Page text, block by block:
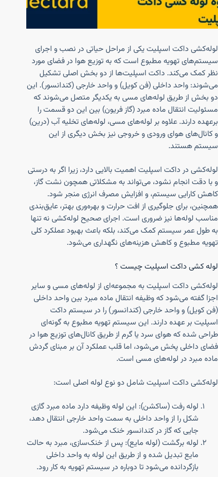
لوله‌کشی داکت اسپلیت یکی از مراحل حیاتی در نصب و اجرای
سیستم‌های تهویه مطبوع است که به توزیع هوا در فضای مورد
نظر کمک می‌کند. داکت اسپلیت‌ها از دو بخش اصلی تشکیل
می‌شوند: واحد داخلی (فن کویل) و واحد خارجی (کندانسور). این
دو بخش از طریق لوله‌های مسی به یکدیگر متصل می‌شوند که
مسئولیت انتقال ماده مبرد (گاز فریون) بین این دو قسمت را
برعهده دارند. علاوه بر لوله‌های مسی، لوله‌های تخلیه آب (درین)
و کانال‌های هوای ورودی و خروجی نیز بخش دیگری از این
سیستم هستند.
لوله‌کشی در داکت اسپلیت اهمیت بالایی دارد، زیرا اگر به درستی
و با دقت انجام نشود، می‌تواند به مشکلاتی همچون نشت گاز،
کاهش کارایی سیستم، و افزایش مصرف انرژی منجر شود.
همچنین، برای جلوگیری از افت حرارت و بهره‌وری بهتر، عایق‌بندی
مناسب لوله‌ها نیز ضروری است. اجرای صحیح لوله‌کشی نه تنها
به طول عمر سیستم کمک می‌کند، بلکه باعث بهبود عملکرد کلی
تهویه مطبوع و کاهش هزینه‌های نگهداری می‌شود.
لوله کشی داکت اسپلیت چیست ؟
لوله‌کشی داکت اسپلیت به مجموعه‌ای از لوله‌های مسی و سایر
اجزا گفته می‌شود که وظیفه انتقال ماده مبرد بین واحد داخلی
(فن کویل) و واحد خارجی (کندانسور) را در سیستم داکت
اسپلیت بر عهده دارند. این سیستم تهویه مطبوع به گونه‌ای
طراحی شده که هوای سرد یا گرم از طریق کانال‌های توزیع هوا در
فضای داخلی پخش می‌شود، اما قلب عملکرد آن بر مبنای گردش
ماده مبرد در لوله‌های مسی است.
لوله‌کشی داکت اسپلیت شامل دو نوع لوله اصلی است:
لوله رفت (ساکشن): این لوله وظیفه دارد ماده مبرد گازی
شکل را از واحد داخلی به سمت واحد خارجی انتقال دهد،
جایی که گاز در کندانسور خنک می‌شود.
لوله برگشت (لوله مایع): پس از خنک‌سازی، مبرد به حالت
مایع تبدیل شده و از طریق این لوله به واحد داخلی
بازگردانده می‌شود تا دوباره در سیستم تهویه به کار رود.